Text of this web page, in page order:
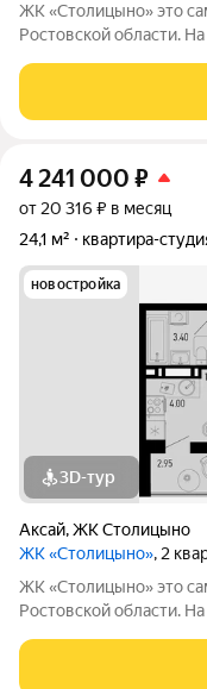
ЖК «Столицыно» это самый масштабный проект ГК ТОЧНО в
Ростовской области.
на 600 мест,
бассейном.
4 241 000 ₽
от 20 316 ₽ в месяц
24,1 м²
квартира-
новостройка
3D-тур
Аксай,ЖК Столицыно
ЖК «Столицыно», 2
ЖК «Столицыно» это самый масштабный проект ГК ТОЧНО в
Ростовской области.
на 600 мест,
бассейном.